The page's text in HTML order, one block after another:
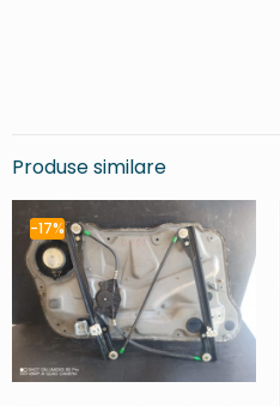
Produse similare
-17%